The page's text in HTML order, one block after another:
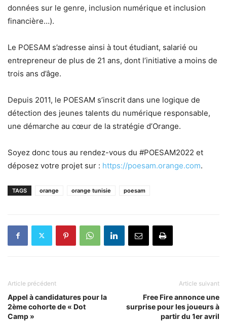
données sur le genre, inclusion numérique et inclusion
financière…).
Le POESAM s’adresse ainsi à tout étudiant, salarié ou
entrepreneur de plus de 21 ans, dont l’initiative a moins de
trois ans d’âge.
Depuis 2011, le POESAM s’inscrit dans une logique de
détection des jeunes talents du numérique responsable,
une démarche au cœur de la stratégie d’Orange.
Soyez donc tous au rendez-vous du #POESAM2022 et
déposez votre projet sur : https://poesam.orange.com.
TAGS orange orange tunisie poesam
Article précédent
Appel à candidatures pour la
2ème cohorte de « Dot
Camp »
Article suivant
Free Fire annonce une
surprise pour les joueurs à
partir du 1er avril